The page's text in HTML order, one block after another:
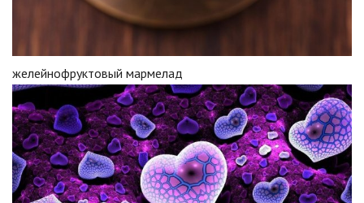
желейнофруктовый мармелад